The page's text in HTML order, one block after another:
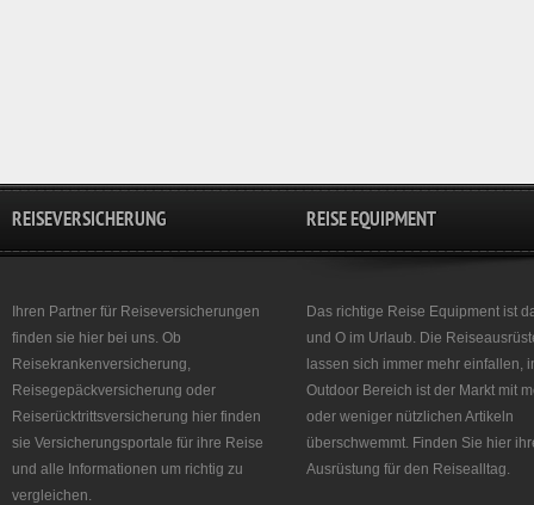
REISEVERSICHERUNG
Ihren Partner für Reiseversicherungen
finden sie hier bei uns. Ob
Reisekrankenversicherung,
Reisegepäckversicherung oder
Reiserücktrittsversicherung hier finden
sie Versicherungsportale für ihre Reise
und alle Informationen um richtig zu
vergleichen.
REISE EQUIPMENT
Das richtige Reise Equipment ist
und O im Urlaub. Die
lassen sich immer mehr einfallen,
Outdoor Bereich ist der Markt mit
oder weniger nützlichen Artikeln
überschwemmt. Finden Sie hier
Ausrüstung für den Reisealltag.